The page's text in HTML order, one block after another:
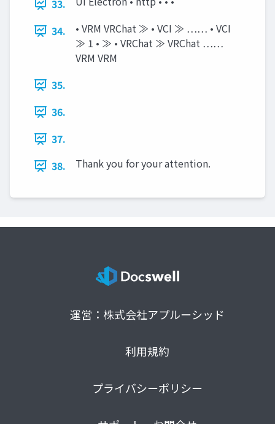
33.
34.
• VRM VRChat ≫ • VCI ≫ …… • VCI
≫ 1 • ≫ • VRChat ≫ VRChat ……
VRM VRM
35.
36.
37.
38.
Thank you for your attention.
運営：株式会社アプルーシッド
利用規約
プライバシーポリシー